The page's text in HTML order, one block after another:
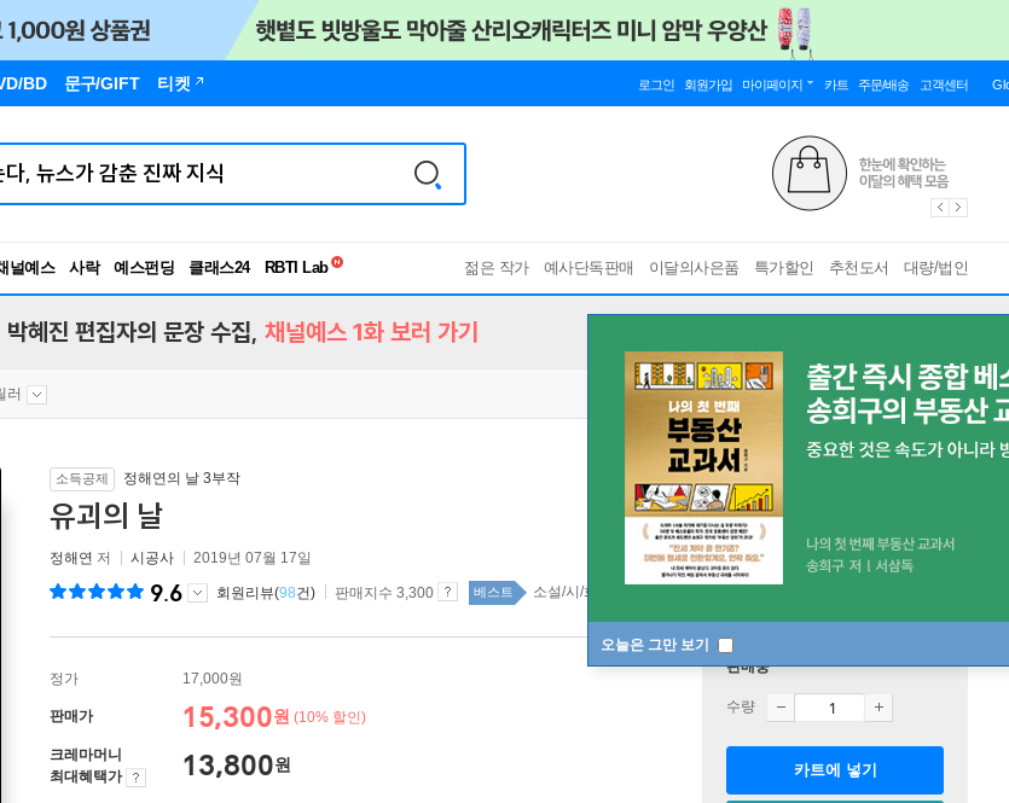
BD 문구/GIFT 티켓 로그인 회원가입 마이페이지 카트 주문/배송 고객센터
널예스 사락 예스펀딩 클래스24
독서유형검사
젊은 작가 예사단독판매 이달의사은품 특가할인 추천도서 대량/법인
오늘은 그만 보기
박혜진 편집자의 문장 수집, 채널예스 1화 보러 가기
러
소득공제 정해연의 날 3부작
유괴의 날
정해연 저 시공사 2019년 07월 17일
9.6 회원리뷰(98건) 판매지수 3,300 베스트 소설/시/희곡 top100 8주
정가 17,000원
판매가 15,300원 (10% 할인)
크레마머니
최대혜택가
13,800원
판매중
수량
카트에 넣기